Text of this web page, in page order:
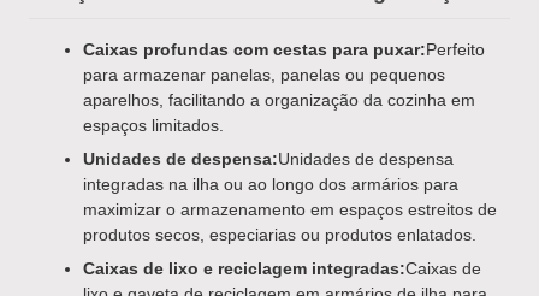
Caixas profundas com cestas para puxar:Perfeito
para armazenar panelas, panelas ou pequenos
aparelhos, facilitando a organização da cozinha em
espaços limitados.
Unidades de despensa:Unidades de despensa
integradas na ilha ou ao longo dos armários para
maximizar o armazenamento em espaços estreitos de
produtos secos, especiarias ou produtos enlatados.
Caixas de lixo e reciclagem integradas:Caixas de